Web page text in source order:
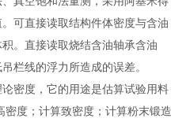
可直接读取结构件体密度与含油
。直接读取烧结含油轴承含油
栏线的浮力所造成的误差。
度，它的用途是估算试验用料
度；计算致密度；计算粉末锻造